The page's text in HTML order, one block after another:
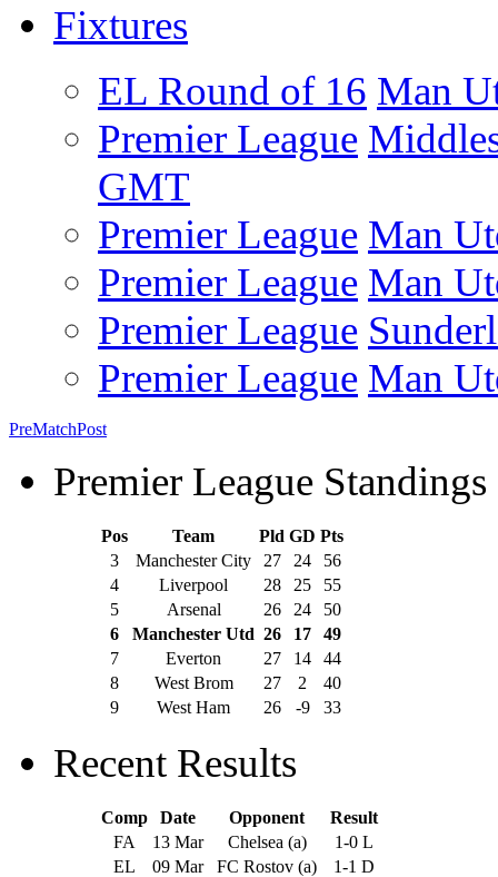
Fixtures
EL Round of 16 Man
Premier League
GMT
Premier League Man
Premier League Man
Premier League
Premier League Man
PreMatchPost
Premier League Standings
Pos Team Pld GD Pts
3
Manchester City 27 24
56
4
Liverpool 28 25
55
5
Arsenal 26 24
50
6
Manchester Utd 26 17
49
7
Everton 27 14
44
8
West Brom 27 2
40
9
West Ham 26 -9 33
Recent Results
Comp Date Opponent
Result
FA
13 Mar Chelsea (a)
1-0 L
EL
09 Mar FC Rostov (a)
1-1 D